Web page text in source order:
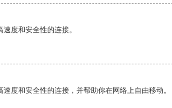
度和安全性的连接。
度和安全性的连接，并帮助你在网络上自由移动。